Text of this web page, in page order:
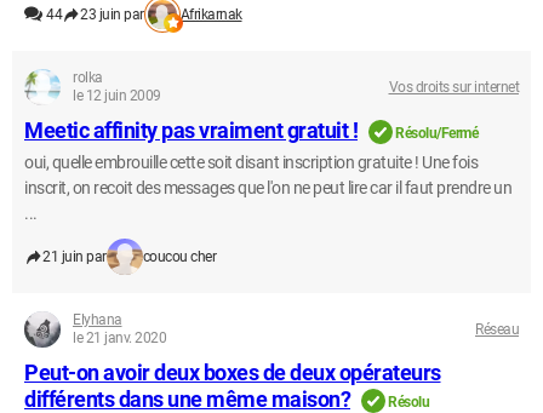
44 23 juin par Afrikarnak
rolka
le 12 juin 2009
Vos droits sur internet
Meetic affinity pas vraiment gratuit ! Résolu/Fermé
oui, quelle embrouille cette soit disant inscription gratuite ! Une fois
inscrit, on recoit des messages que l'on ne peut lire car il faut prendre un
...
21 juin par coucou cher
Elyhana
le 21 janv. 2020
Réseau
Peut-on avoir deux boxes de deux opérateurs
différents dans une même maison?
Résolu